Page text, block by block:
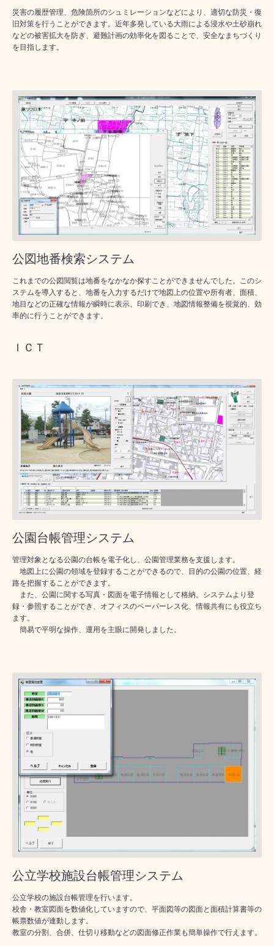
災害の履歴管理、危険箇所のシュミレーションなどにより、適切な防災・復
旧対策を行うことができます。近年多発している大雨による浸水や土砂崩れ
などの被害拡大を防ぎ、避難計画の効率化を図ることで、安全なまちづくり
を目指します。
公図地番検索システム
これまでの公図閲覧は地番をなかなか探すことができませんでした。このシ
ステムを導入すると、地番を入力するだけで地図上の位置や所有者、面積、
地目などの正確な情報が瞬時に表示、印刷でき、地図情報整備を視覚的、効
率的に行うことができます。
ＩＣＴ
公園台帳管理システム
管理対象となる公園の台帳を電子化し、公園管理業務を支援します。
地図上に公園の領域を登録することができるので、目的の公園の位置、経
路を把握することができます。
また、公園に関する写真・図面を電子情報として格納。システムより登
録・参照することができ、オフィスのペーパーレス化、情報共有にも役立ち
ます。
簡易で平明な操作、運用を主眼に開発しました。
公立学校施設台帳管理システム
公立学校の施設台帳管理を行います。
校舎・教室図面を数値化していますので、平面図等の図面と面積計算書等の
帳票数値が連動します。
教室の分割、合併、仕切り移動などの図面修正作業も簡単操作で行えます。